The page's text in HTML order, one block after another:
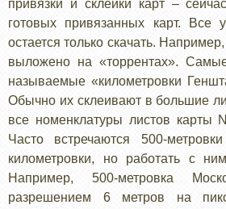
привязки и склейки карт –
готовых привязанных карт. Все
остается только скачать.
выложено на «торрентах».
называемые «километровки
Обычно их склеивают в большие
все номенклатуры листов карты
Часто встречаются 500-
километровки, но работать с
Например, 500-метровка
разрешением 6 метров на